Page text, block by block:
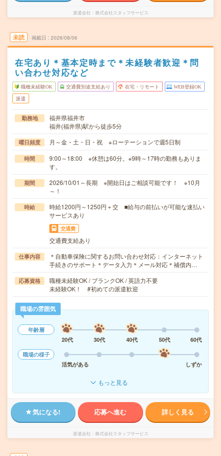
派遣会社 株式会社スタッフサービス
未読 掲載日 2026/08/06
在宅あり＊基本定時まで＊未経験者歓迎＊問
い合わせ対応など
職種未経験OK 交通費別途支給あり 在宅・リモート WEB登録OK
派遣
勤務地
福井県福井市
福井(福井県)駅から徒歩5分
曜日頻度 月～金・土・日・祝 ※ローテーションで週5日制
時間
9:00～18:00 ※休憩は60分。※9時～17時の勤務もありま
す。
期間
2026/10/01～長期 ※開始日はご相談可能です！ ※10月
～！
時給
時給1200円～1250円＋交 ■給与の前払いが可能な速払い
サービスあり
交通費
交通費支給あり
仕事内容
＊自動車保険に関するお問い合わせ対応：インターネット
手続きのサポート＊データ入力＊メール対応＊補償内…
応募資格
職種未経験OK / ブランクOK / 英語力不要
未経験OK！ #初めての派遣歓迎
職場の雰囲気
年齢層
20代
30代 40代 50代
60代
職場の様子
活気がある
しずか
もっと見る
気になる! 応募へ進む 詳しく見る
派遣会社 株式会社スタッフサービス